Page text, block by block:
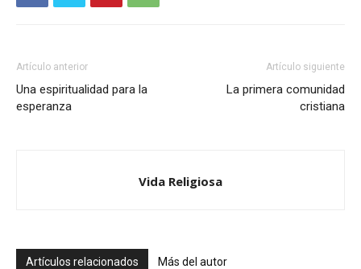
Artículo anterior
Una espiritualidad para la
esperanza
Artículo siguiente
La primera comunidad
cristiana
Vida Religiosa
Artículos relacionados Más del autor